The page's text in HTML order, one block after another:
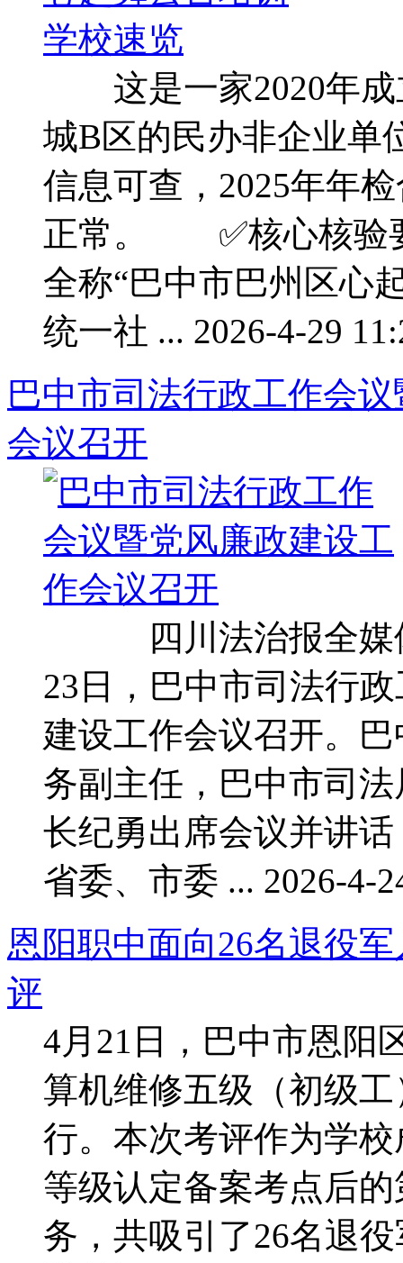
这是一家2020年成
城B区的民办非企业单
信息可查，2025年年
正常。 ✅核心核
全称“巴中市巴州区心
统一社 ... 2026-4-29
巴中市司法行政工作会
会议召开
四川法治报全媒
23日，巴中市司法行
建设工作会议召开。
务副主任，巴中市司
长纪勇出席会议并讲
省委、市委 ... 2026-4-
恩阳职中面向26名退役
评
4月21日，巴中市恩阳
算机维修五级（初级
行。本次考评作为学
等级认定备案考点后
务，共吸引了26名退